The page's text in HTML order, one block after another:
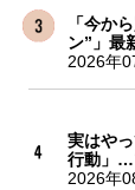
「今か
ン”」最
2026年
実はや
行動」…
2026年